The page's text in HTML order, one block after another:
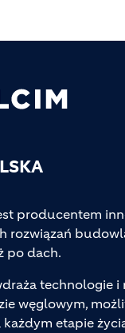
producentem
rozwiązań
po dach.
technologie i
węglowym,
każdym etapie